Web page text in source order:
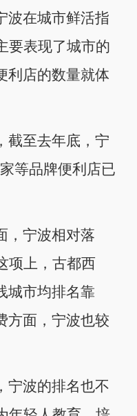
在城市鲜活指
要表现了城市的
利店的数量就体
至去年底，宁
等品牌便利店已
宁波相对落
项上，古都西
城市均排名靠
方面，宁波也较
波的排名也不